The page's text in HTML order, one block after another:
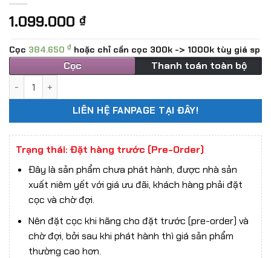
1.099.000 ₫
Cọc 384.650 ₫ hoặc chỉ cần cọc 300k -> 1000k tùy giá sp
Cọc Thanh toán toàn bộ
LIÊN HỆ FANPAGE TẠI ĐÂY!
Trạng thái: Đặt hàng trước (Pre-Order)
Đây là sản phẩm chưa phát hành, được nhà sản
xuất niêm yết với giá ưu đãi, khách hàng phải đặt
cọc và chờ đợi.
Nên đặt cọc khi hãng cho đặt trước (pre-order) và
chờ đợi, bởi sau khi phát hành thì giá sản phẩm
thường cao hơn.